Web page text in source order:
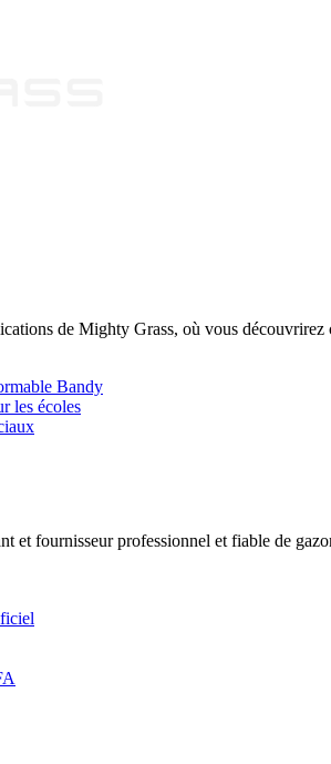
de Mighty Grass, où vous
Bandy
les écoles
et fournisseur professionnel et fiable de